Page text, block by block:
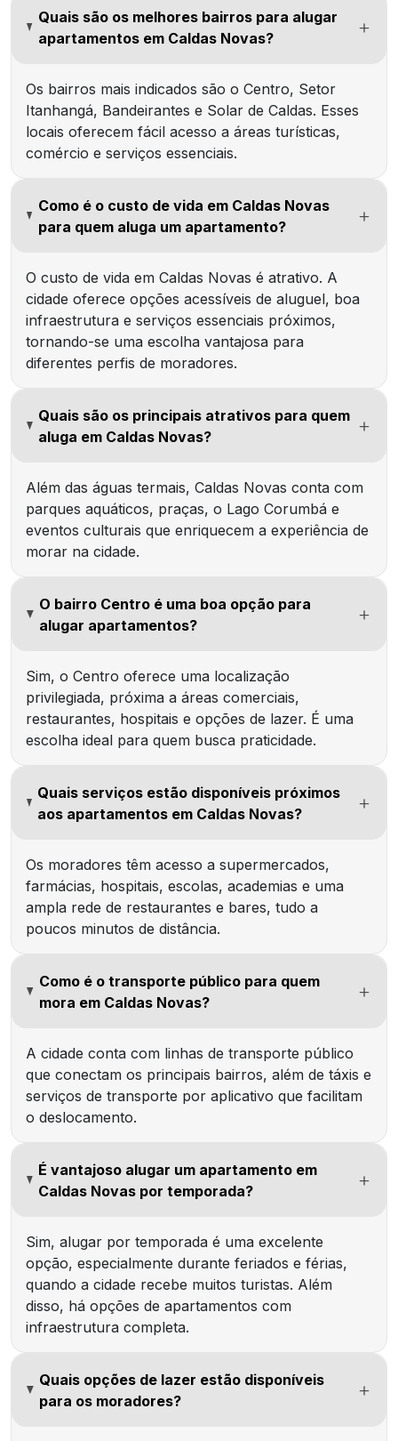
Quais são os melhores bairros para alugar
apartamentos em Caldas Novas?
Os bairros mais indicados são o Centro, Setor
Itanhangá, Bandeirantes e Solar de Caldas. Esses
locais oferecem fácil acesso a áreas turísticas,
comércio e serviços essenciais.
Como é o custo de vida em Caldas Novas
para quem aluga um apartamento?
O custo de vida em Caldas Novas é atrativo. A
cidade oferece opções acessíveis de aluguel, boa
infraestrutura e serviços essenciais próximos,
tornando-se uma escolha vantajosa para
diferentes perfis de moradores.
Quais são os principais atrativos para quem
aluga em Caldas Novas?
Além das águas termais, Caldas Novas conta com
parques aquáticos, praças, o Lago Corumbá e
eventos culturais que enriquecem a experiência de
morar na cidade.
O bairro Centro é uma boa opção para
alugar apartamentos?
Sim, o Centro oferece uma localização
privilegiada, próxima a áreas comerciais,
restaurantes, hospitais e opções de lazer. É uma
escolha ideal para quem busca praticidade.
Quais serviços estão disponíveis próximos
aos apartamentos em Caldas Novas?
Os moradores têm acesso a supermercados,
farmácias, hospitais, escolas, academias e uma
ampla rede de restaurantes e bares, tudo a
poucos minutos de distância.
Como é o transporte público para quem
mora em Caldas Novas?
A cidade conta com linhas de transporte público
que conectam os principais bairros, além de táxis e
serviços de transporte por aplicativo que facilitam
o deslocamento.
É vantajoso alugar um apartamento em
Caldas Novas por temporada?
Sim, alugar por temporada é uma excelente
opção, especialmente durante feriados e férias,
quando a cidade recebe muitos turistas. Além
disso, há opções de apartamentos com
infraestrutura completa.
Quais opções de lazer estão disponíveis
para os moradores?